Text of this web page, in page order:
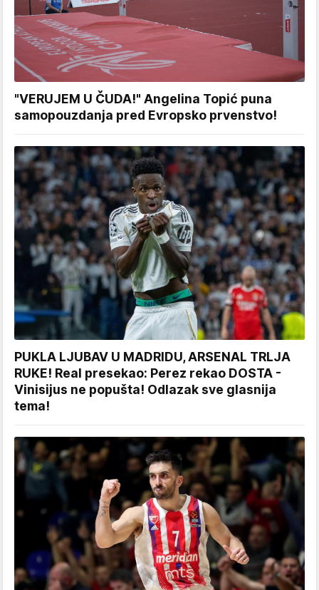
"VERUJEM U ČUDA!" Angelina Topić puna
samopouzdanja pred Evropsko prvenstvo!
PUKLA LJUBAV U MADRIDU, ARSENAL TRLJA
RUKE! Real presekao: Perez rekao DOSTA -
Vinisijus ne popušta! Odlazak sve glasnija
tema!